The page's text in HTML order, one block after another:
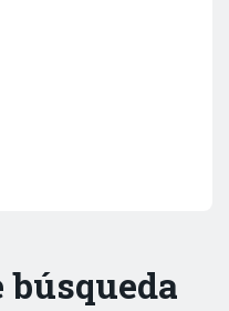
búsqueda